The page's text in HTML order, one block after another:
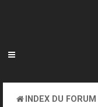
INDEX DU FORUM